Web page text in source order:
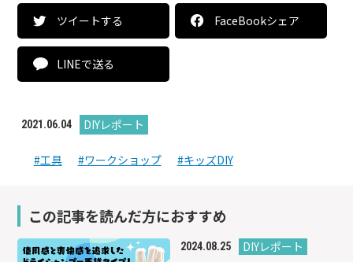
ツイートする FaceBookシェア
LINEで送る
2021.06.04 DIYレポート
#工具 #ワークショップ #キッズDIY
この記事を読んだ方におすすめ
2024.08.25
DIYレポート